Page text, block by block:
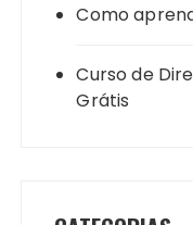
Como
Curso de
Grátis